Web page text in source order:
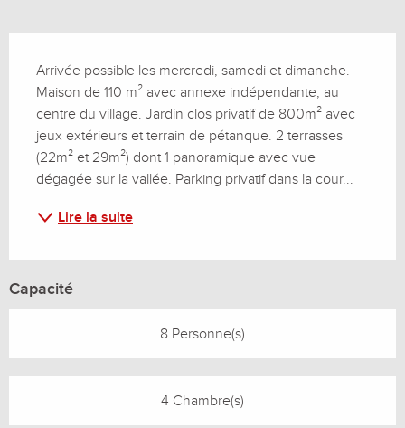
Arrivée possible les mercredi, samedi et dimanche.
Maison de 110 m² avec annexe indépendante, au
centre du village. Jardin clos privatif de 800m² avec
jeux extérieurs et terrain de pétanque. 2 terrasses
(22m² et 29m²) dont 1 panoramique avec vue
dégagée sur la vallée. Parking privatif dans la cour...
Lire la suite
Capacité
8 Personne(s)
4 Chambre(s)